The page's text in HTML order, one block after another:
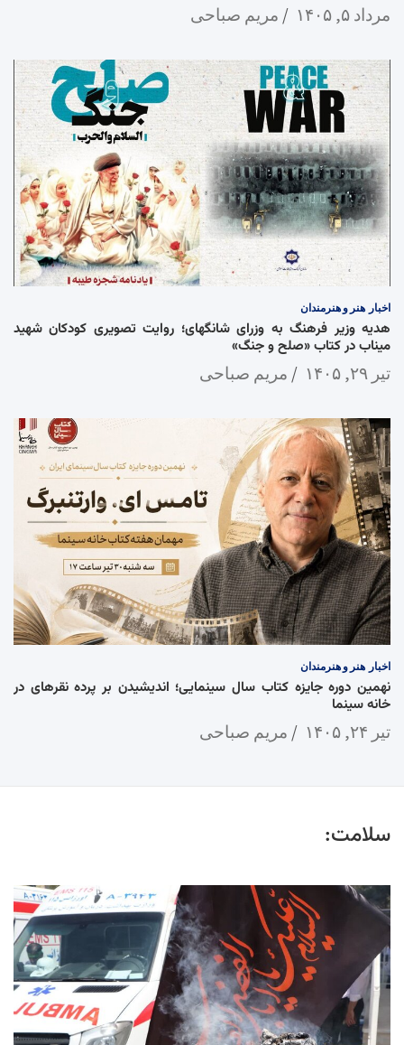
مرداد ۵, ۱۴۰۵ مریم صباحی
اخبار هنر و هنرمندان
هدیه وزیر فرهنگ به وزرای شانگهای؛ روایت تصویری کودکان شهید
میناب در کتاب «صلح و جنگ»
تیر ۲۹, ۱۴۰۵ مریم صباحی
اخبار هنر و هنرمندان
نهمین دوره جایزه کتاب سال سینمایی؛ اندیشیدن بر پرده نقرهای در
خانه سینما
تیر ۲۴, ۱۴۰۵ مریم صباحی
سلامت: